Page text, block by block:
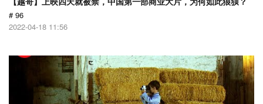
# 96
2022-04-18 11:56